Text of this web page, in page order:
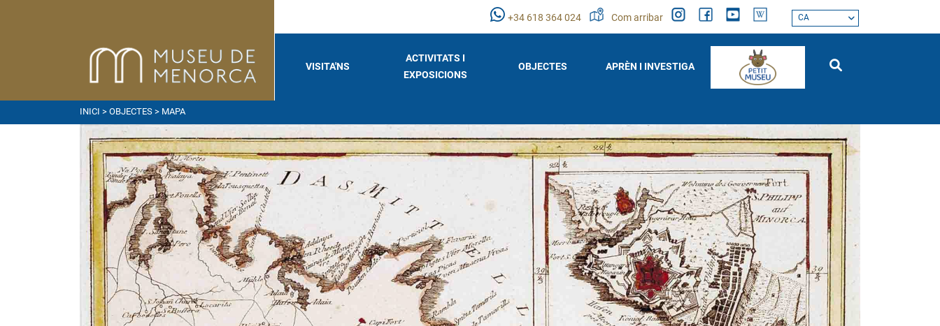
+34 618 364 024 Com arribar CA
VISITA'NS
ACTIVITATS I
EXPOSICIONS
OBJECTES APRÈN I INVESTIGA
INICI > OBJECTES > MAPA